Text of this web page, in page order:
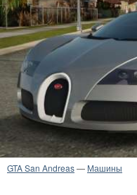
GTA San Andreas— Машины